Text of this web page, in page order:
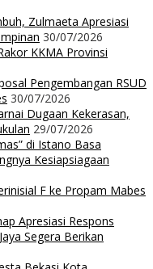
Zulmaeta Apresiasi
30/07/2026
KKMA Provinsi
Pengembangan RSUD
30/07/2026
Dugaan Kekerasan,
29/07/2026
di Istano Basa
Kesiapsiagaan
F ke Propam Mabes
Apresiasi Respons
Segera Berikan